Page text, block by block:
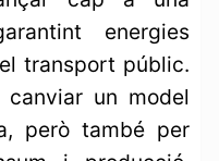
energies
transport públic.
canviar un model
però també per